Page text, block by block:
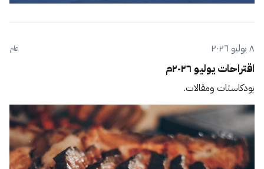
٨ يوليو ٢٠٢٦ عام
اقتراحات يوليو ٢٠٢٦م
بودكاستات ومقالات.